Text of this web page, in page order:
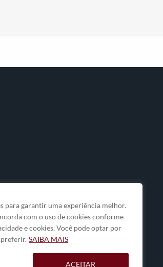
para garantir uma experiência melhor.
com o uso de cookies conforme
e cookies. Você pode optar por
preferir. SAIBA MAIS
ACEITAR